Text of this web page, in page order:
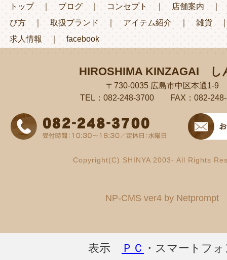
トップ｜ ブログ ｜ コンセプト ｜ 店舗案内
び方 ｜ 取扱ブランド ｜ アイテム紹介 ｜ 雑貨
求人情報 ｜ facebook
HIROSHIMA KINZAGAI し
〒730-0035 広島市中区本通1-9
TEL：082-248-3700 FAX：082-248-
Copyright(C) SHINYA 2003- All Rights
NP-CMS ver4 by Netprompt
表示 ＰＣ ・スマートフ